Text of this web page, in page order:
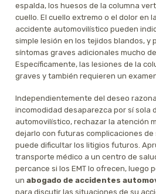
espalda, los huesos de la columna
cuello. El cuello extremo o el dolor en
accidente automovilístico pueden
simple lesión en los tejidos blandos, y
síntomas graves adicionales mucho
Específicamente, las lesiones de la
graves y también requieren un
Independientemente del deseo
incomodidad desaparezca por sí sola
automovilístico, rechazar la atención
dejarlo con futuras complicaciones de
puede dificultar los litigios futuros.
transporte médico a un centro de
percance si los EMT lo ofrecen, luego
un abogado de accidentes
para discutir las situaciones de su